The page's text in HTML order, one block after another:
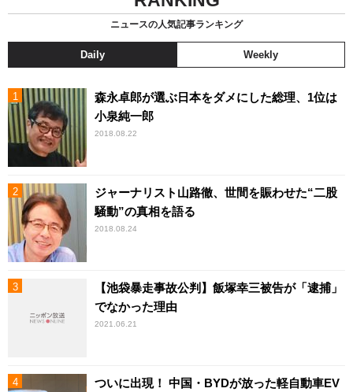
ニュースの人気記事ランキング
Daily Weekly
森永卓郎が選ぶ日本をダメにした総理、1位は
小泉純一郎
2018.08.22
ジャーナリスト山路徹、世間を賑わせた“二股
騒動”の真相を語る
2018.08.24
【池袋暴走事故公判】飯塚幸三被告が「逮捕」
でなかった理由
2021.06.21
ついに出現！ 中国・BYDが放った軽自動車EV